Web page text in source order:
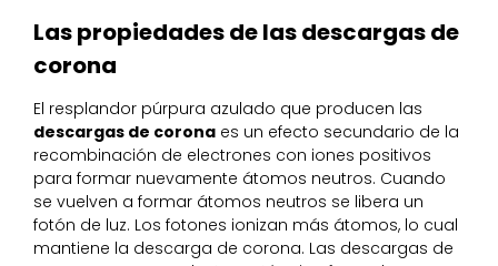
Las propiedades de las descargas de
corona
El resplandor púrpura azulado que producen las
descargas de corona es un efecto secundario de la
recombinación de electrones con iones positivos
para formar nuevamente átomos neutros. Cuando
se vuelven a formar átomos neutros se libera un
fotón de luz. Los fotones ionizan más átomos, lo cual
mantiene la descarga de corona. Las descargas de